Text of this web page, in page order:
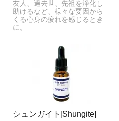
友人、過去世、先祖を浄化し
助けるなど、様々な要因から
くる心身の疲れを感じるとき
に。
シュンガイト[Shungite]